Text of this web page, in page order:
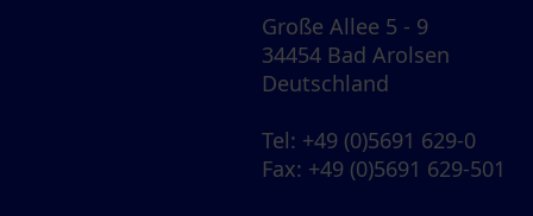
Große Allee 5 - 9
34454 Bad Arolsen
Deutschland
Tel: +49 (0)5691 629-0
Fax: +49 (0)5691 629-501